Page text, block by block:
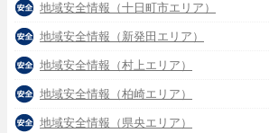
地域安全情報（十日町市エリア）
地域安全情報（新発田エリア）
地域安全情報（村上エリア）
地域安全情報（柏崎エリア）
地域安全情報（県央エリア）